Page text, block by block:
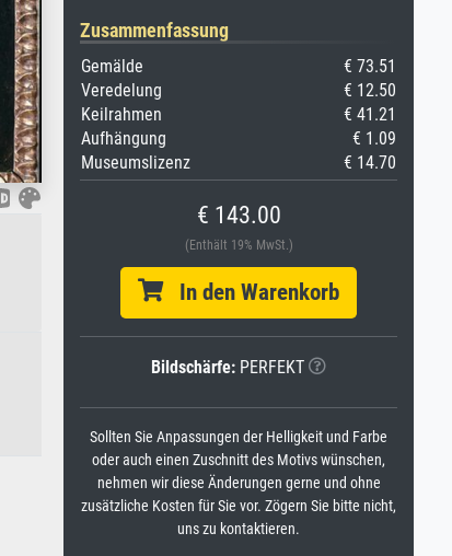
Zusammenfassung
Gemälde
€ 73.51
Veredelung
€ 12.50
Keilrahmen
€ 41.21
Aufhängung
€ 1.09
Museumslizenz
€ 14.70
€ 143.00
(Enthält 19% MwSt.)
In den Warenkorb
Bildschärfe: PERFEKT
Sollten Sie Anpassungen der Helligkeit und Farbe
oder auch einen Zuschnitt des Motivs wünschen,
nehmen wir diese Änderungen gerne und ohne
zusätzliche Kosten für Sie vor. Zögern Sie bitte nicht,
uns zu kontaktieren.